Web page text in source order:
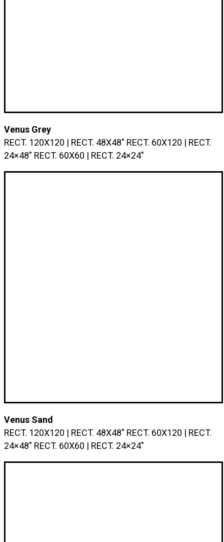
Venus Grey
RECT. 120X120 | RECT. 48X48″ RECT. 60X120 | RECT.
24×48″ RECT. 60X60 | RECT. 24×24″
Venus Sand
RECT. 120X120 | RECT. 48X48″ RECT. 60X120 | RECT.
24×48″ RECT. 60X60 | RECT. 24×24″